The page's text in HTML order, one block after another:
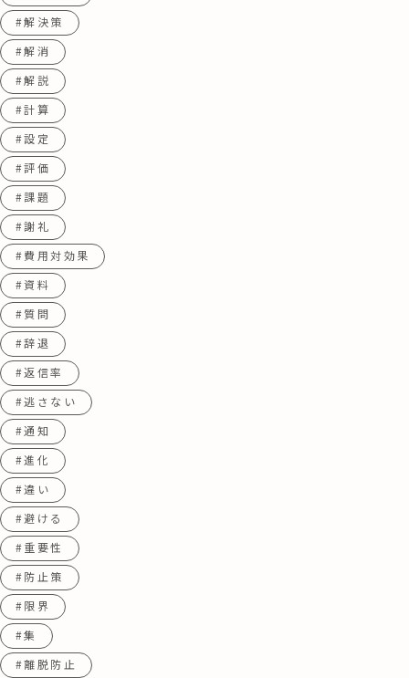
#解決策
#解消
#解説
#計算
#設定
#評価
#課題
#謝礼
#費用対効果
#資料
#質問
#辞退
#返信率
#逃さない
#通知
#進化
#違い
#避ける
#重要性
#防止策
#限界
#集
#離脱防止